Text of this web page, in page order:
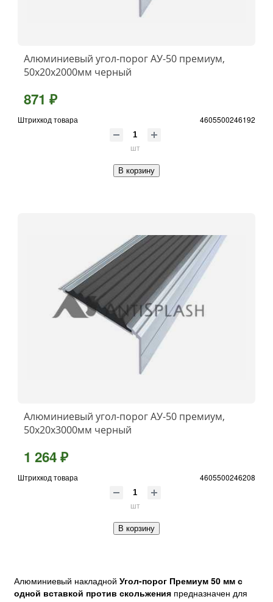
Алюминиевый угол-порог АУ-50 премиум,
50x20x2000мм черный
871 ₽
Штрихкод товара 4605500246192
шт
В корзину
Алюминиевый угол-порог АУ-50 премиум,
50x20x3000мм черный
1 264 ₽
Штрихкод товара 4605500246208
шт
В корзину
Алюминиевый накладной Угол-порог Премиум 50 мм с
одной вставкой против скольжения предназначен для